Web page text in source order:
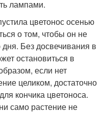
лампами.
цветонос осенью
о том, чтобы он не
дня. Без досвечивания в
остановиться в
если нет
целиком, достаточно
кончика цветоноса.
само растение не